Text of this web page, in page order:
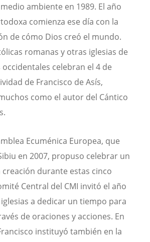
ambiente en 1989. El año
comienza ese día con la
de cómo Dios creó el mundo.
romanas y otras iglesias de
celebran el 4 de
de Francisco de Asís,
como el autor del Cántico
Ecuménica Europea, que
en 2007, propuso celebrar un
durante estas cinco
Central del CMI invitó el año
a dedicar un tiempo para
de oraciones y acciones. En
instituyó también en la